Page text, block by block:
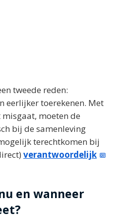
tweede reden:
eerlijker toerekenen. Met
moeten de
bij de samenleving
terechtkomen bij
verantwoordelijk
en wanneer